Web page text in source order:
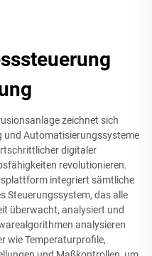
zeichnet sich
und Automatisierungssysteme
digitaler
revolutionieren.
integriert sämtliche
Steuerungssystem, das alle
überwacht, analysiert und
analysieren
wie Temperaturprofile,